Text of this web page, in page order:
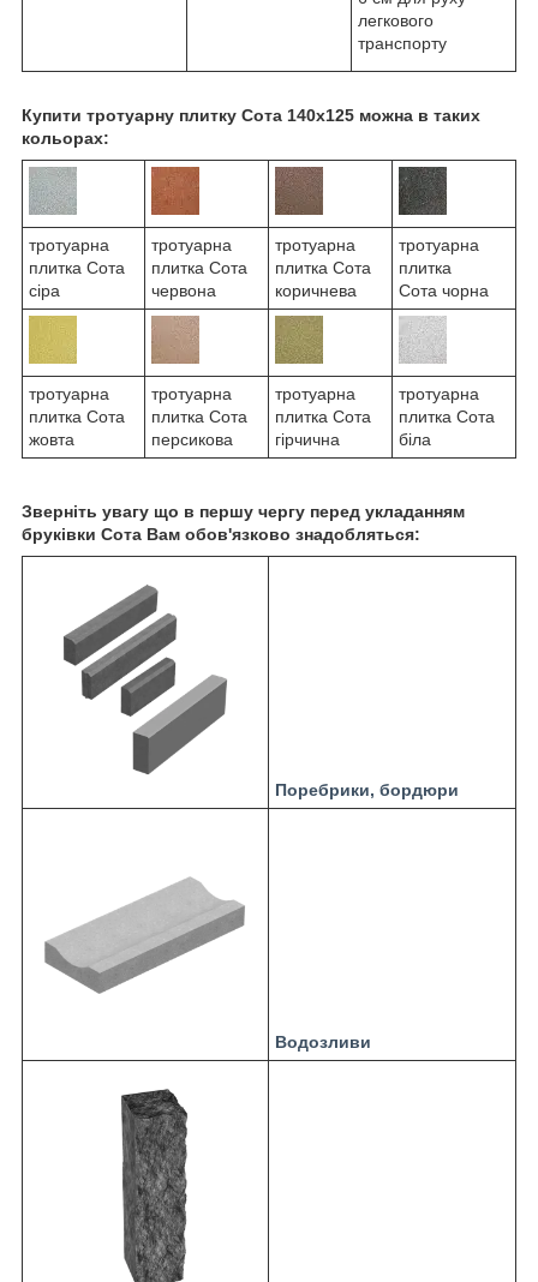
легкового
транспорту
Купити тротуарну плитку Сота 140х125 можна в таких
кольорах:
тротуарна
плитка Сота
сіра
тротуарна
плитка Сота
червона
тротуарна
плитка Сота
коричнева
тротуарна
плитка
Сота чорна
тротуарна
плитка Сота
жовта
тротуарна
плитка Сота
персикова
тротуарна
плитка Сота
гірчична
тротуарна
плитка Сота
біла
Зверніть увагу що в першу чергу перед укладанням
бруківки Сота Вам обов'язково знадобляться:
Поребрики, бордюри
Водозливи